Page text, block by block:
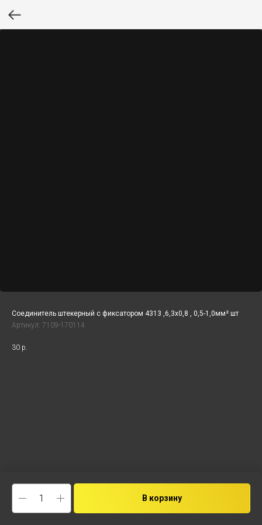
Соединитель штекерный с фиксатором 4313 ,6,3x0,8 , 0,5-1,0мм² шт
Артикул: 7109-170114
30 р.
В корзину